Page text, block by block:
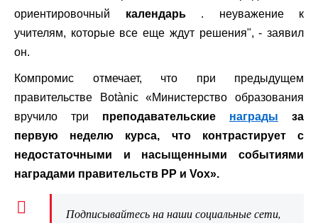
ориентировочный календарь. неуважение к
учителям, которые все еще ждут решения", - заявил
он.
Компромис отмечает, что при предыдущем
правительстве Botànic «Министерство образования
вручило три преподавательские награды за
первую неделю курса, что контрастирует с
недостаточными и насыщенными событиями
наградами правительств PP и Vox».
Подписывайтесь на наши социальные сети,